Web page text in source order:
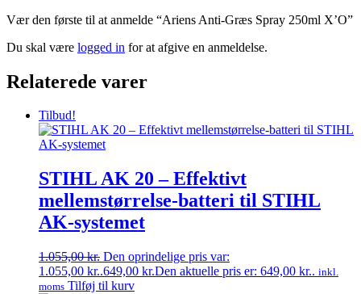
Vær den første til at anmelde “Ariens Anti-Græs Spray 250ml X’O”
Du skal være logged in for at afgive en anmeldelse.
Relaterede varer
Tilbud!
STIHL AK 20 – Effektivt
mellemstørrelse-batteri til STIHL
AK-systemet
1.055,00kr. Den oprindelige pris var:
1.055,00 kr..649,00 kr.Den aktuelle pris er: 649,00 kr.. inkl.
moms Tilføj til kurv